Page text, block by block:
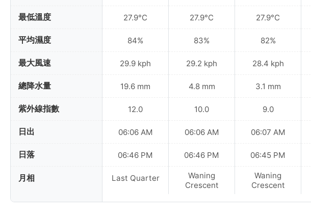
最低溫度
平均濕度
最大風速
總降水量
紫外線指數
日出
日落
月相
27.9°C
84%
29.9 kph
19.6 mm
12.0
06:06 AM
06:46 PM
Last Quarter
27.9°C
83%
29.2 kph
4.8 mm
10.0
06:06 AM
06:46 PM
Waning
Crescent
27.9°C
82%
28.4 kph
3.1 mm
9.0
06:07 AM
06:45 PM
Waning
Crescent